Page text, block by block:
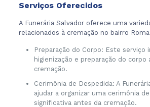
Serviços Oferecidos
A Funerária Salvador oferece uma
relacionados à cremação no bairro
Preparação do Corpo: Este serviço
higienização e preparação do corpo
cremação.
Cerimônia de Despedida: A
ajudar a organizar uma cerimônia
significativa antes da cremação.